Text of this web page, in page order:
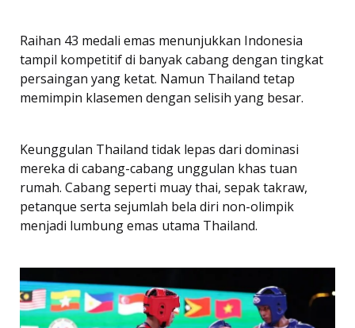
Raihan 43 medali emas menunjukkan Indonesia
tampil kompetitif di banyak cabang dengan tingkat
persaingan yang ketat. Namun Thailand tetap
memimpin klasemen dengan selisih yang besar.
Keunggulan Thailand tidak lepas dari dominasi
mereka di cabang-cabang unggulan khas tuan
rumah. Cabang seperti muay thai, sepak takraw,
petanque serta sejumlah bela diri non-olimpik
menjadi lumbung emas utama Thailand.